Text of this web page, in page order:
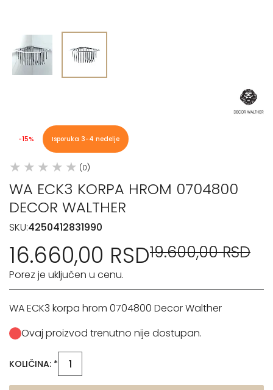
-15% Isporuka 3-4 nedelje
(0)
WA ECK3 KORPA HROM 0704800
DECOR WALTHER
SKU:4250412831990
16.660,00 RSD19.600,00 RSD
Porez je uključen u cenu.
WA ECK3 korpa hrom 0704800 Decor Walther
Ovaj proizvod trenutno nije dostupan.
KOLIČINA: *